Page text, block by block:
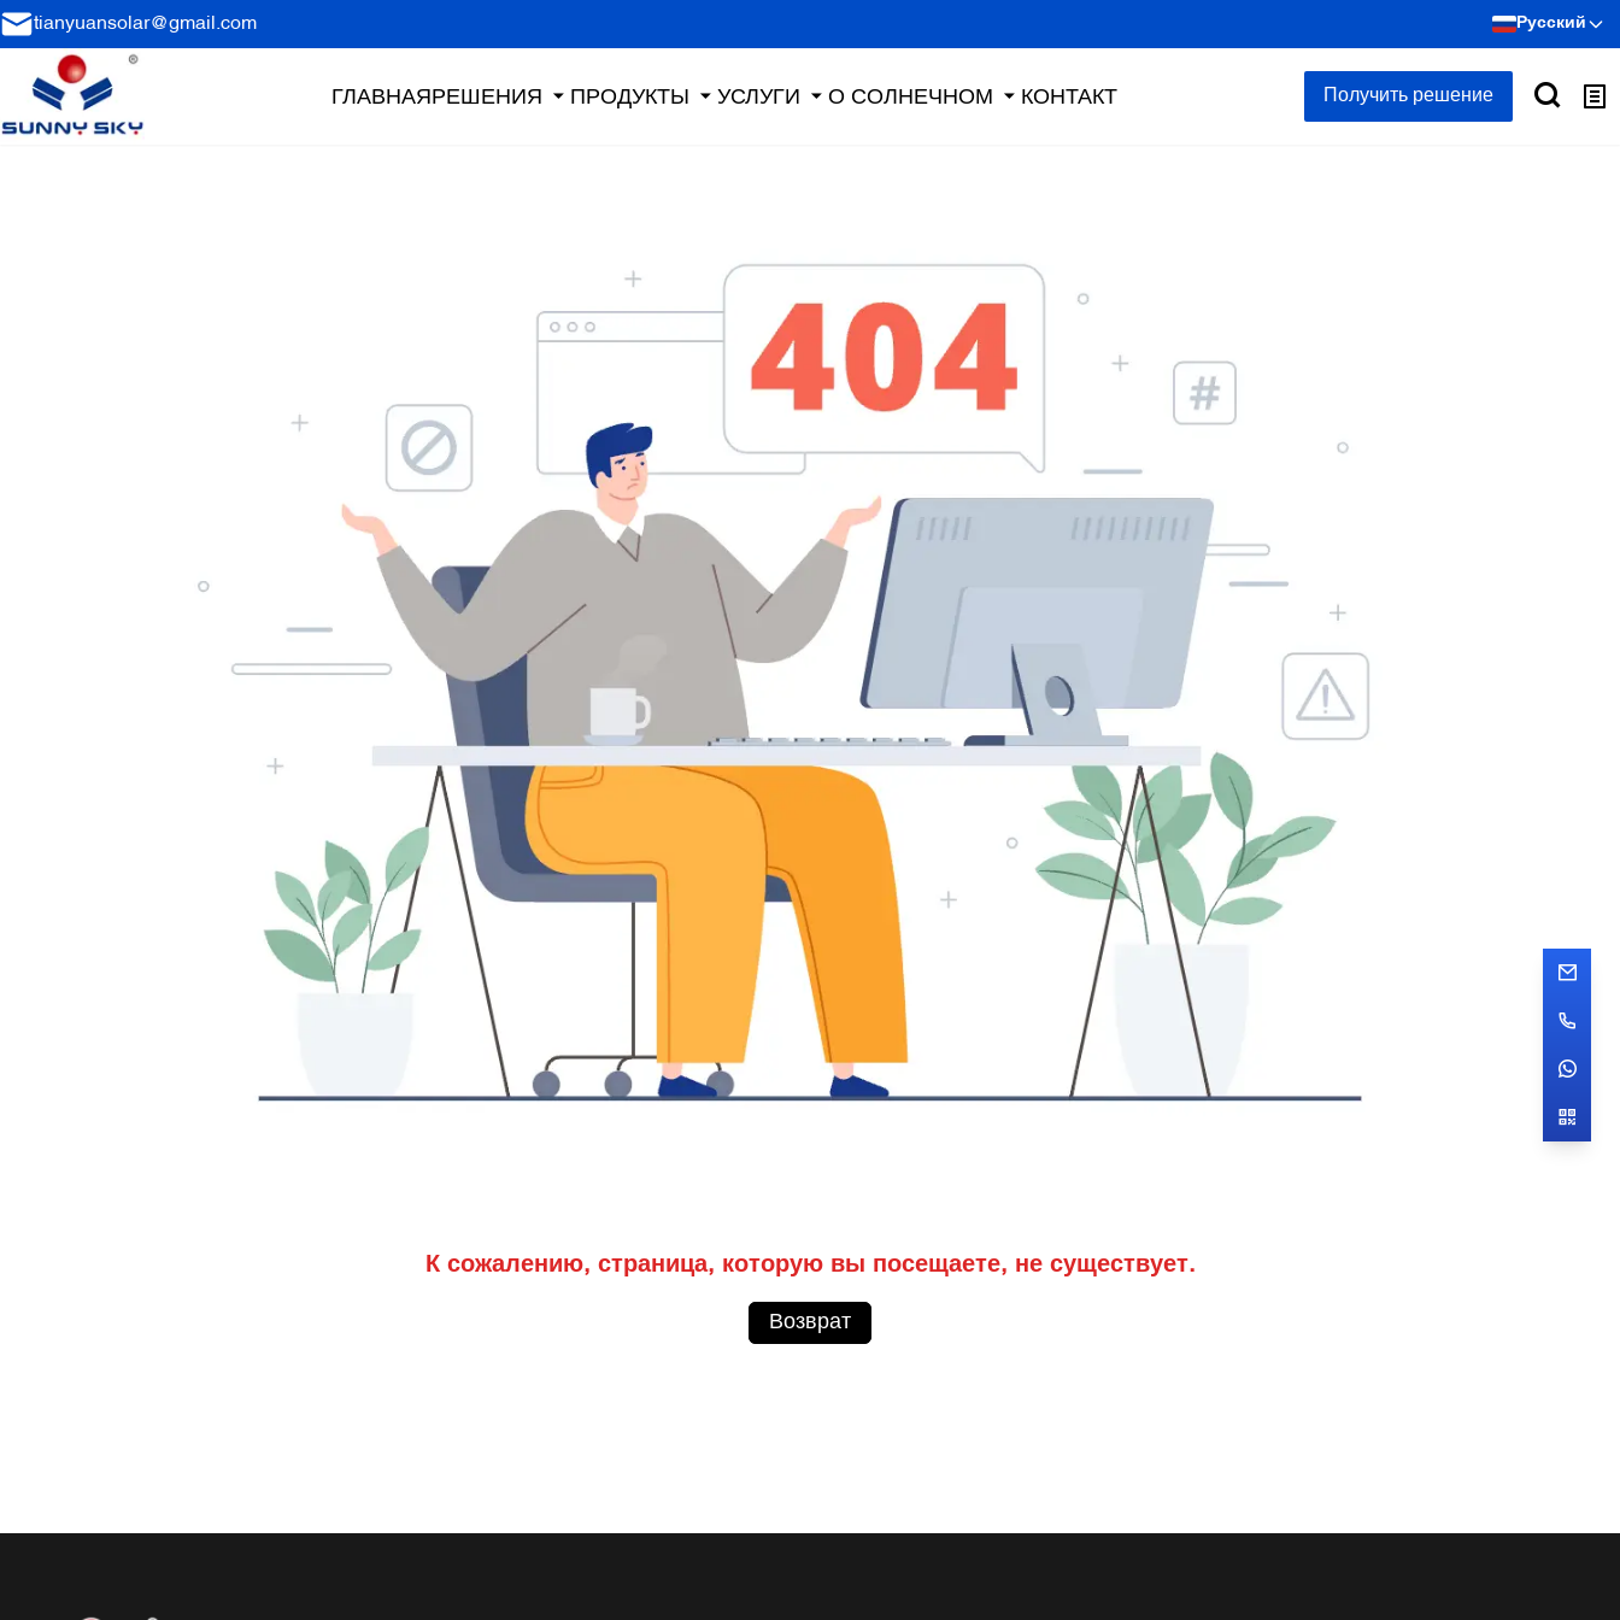
tianyuansolar@gmail.com Русский
ГЛАВНАЯРЕШЕНИЯ ПРОДУКТЫ УСЛУГИ О СОЛНЕЧНОМ КОНТАКТ Получить решение
К сожалению, страница, которую вы посещаете, не существует.
Возврат